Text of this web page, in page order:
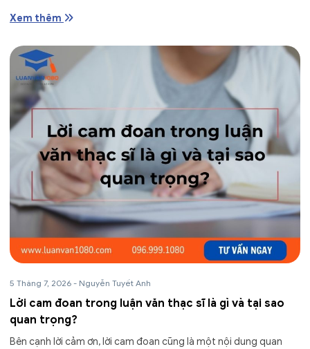
Xem thêm
5 Tháng 7, 2026 - Nguyễn Tuyết Anh
Lời cam đoan trong luận văn thạc sĩ là gì và tại sao
quan trọng?
Bên cạnh lời cảm ơn, lời cam đoan cũng là một nội dung quan